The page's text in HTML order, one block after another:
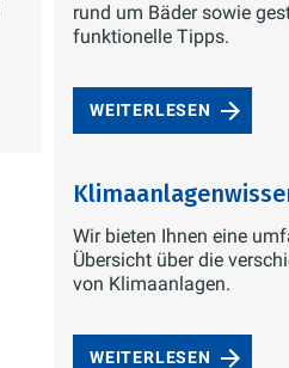
rund um Bäder sowie
funktionelle Tipps.
WEITERLESEN
Wir bieten Ihnen eine
Übersicht über die
von Klimaanlagen.
WEITERLESEN